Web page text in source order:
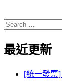
Search
for:
最近更新
[統一發票]